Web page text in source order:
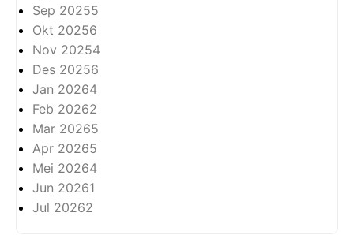
Sep 20255
Okt 20256
Nov 20254
Des 20256
Jan 20264
Feb 20262
Mar 20265
Apr 20265
Mei 20264
Jun 20261
Jul 20262